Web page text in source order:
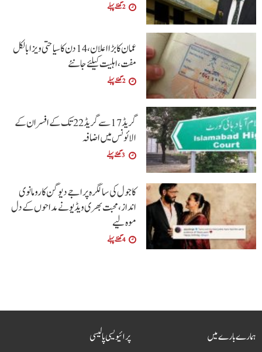
2 گھنٹے پہلے
عمان کا بڑا اعلان،14 دن کا سیاحتی ویزا بالکل
مفت ،اہلیت کیلئے جانئے
2 گھنٹے پہلے
گریڈ 17 سے گریڈ 22 تک کے افسران کے
الائونس میں اضافہ
3 گھنٹے پہلے
کاجول کی سالگرہ پر اجے دیوگن کا رومانوی
انداز، محبت بھری ویڈیو نے مداحوں کے دل
موہ لیے
4 گھنٹے پہلے
ہمارے بارے میں پرائیویسی پالیسی